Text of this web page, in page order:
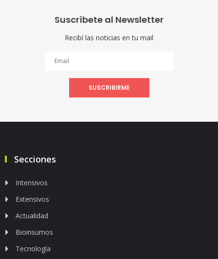
Suscríbete al Newsletter
Recibí las noticias en tu mail
SUSCRIBIRME
Secciones
Intensivos
Extensivos
Actualidad
Bioinsumos
Tecnología